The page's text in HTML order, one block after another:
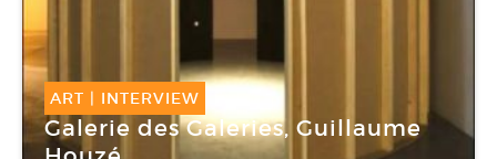
ART | INTERVIEW
Galerie des Galeries, Guillaume